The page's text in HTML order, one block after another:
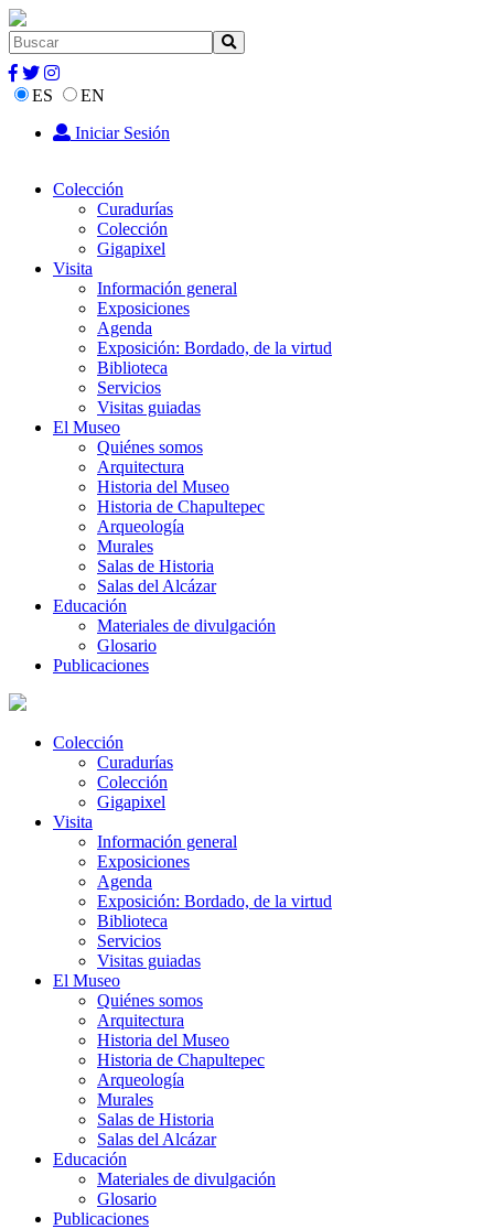
ES
EN
Iniciar Sesión
Colección
Curadurías
Colección
Gigapixel
Visita
Información general
Exposiciones
Agenda
Exposición: Bordado, de la virtud
Biblioteca
Servicios
Visitas guiadas
El Museo
Quiénes somos
Arquitectura
Historia del Museo
Historia de Chapultepec
Arqueología
Murales
Salas de Historia
Salas del Alcázar
Educación
Materiales de divulgación
Glosario
Publicaciones
Colección
Curadurías
Colección
Gigapixel
Visita
Información general
Exposiciones
Agenda
Exposición: Bordado, de la virtud
Biblioteca
Servicios
Visitas guiadas
El Museo
Quiénes somos
Arquitectura
Historia del Museo
Historia de Chapultepec
Arqueología
Murales
Salas de Historia
Salas del Alcázar
Educación
Materiales de divulgación
Glosario
Publicaciones